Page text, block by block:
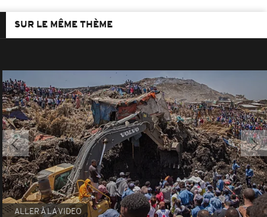
SUR LE MÊME THÈME
ALLER À LA VIDEO